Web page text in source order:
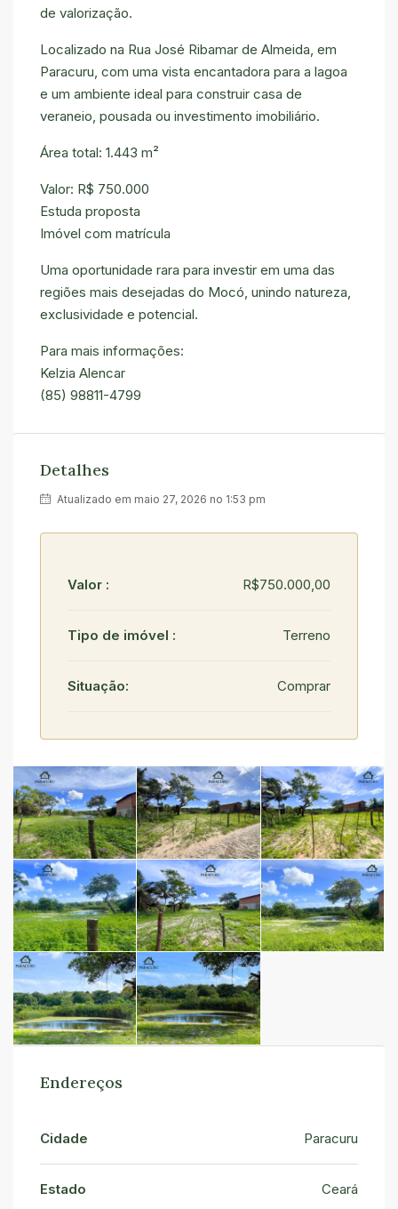
de valorização.
Localizado na Rua José Ribamar de Almeida, em
Paracuru, com uma vista encantadora para a lagoa
e um ambiente ideal para construir casa de
veraneio, pousada ou investimento imobiliário.
Área total: 1.443 m²
Valor: R$ 750.000
Estuda proposta
Imóvel com matrícula
Uma oportunidade rara para investir em uma das
regiões mais desejadas do Mocó, unindo natureza,
exclusividade e potencial.
Para mais informações:
Kelzia Alencar
(85) 98811-4799
Detalhes
Atualizado em maio 27, 2026 no 1:53 pm
Valor : R$750.000,00
Tipo de imóvel : Terreno
Situação: Comprar
Endereços
Cidade Paracuru
Estado Ceará